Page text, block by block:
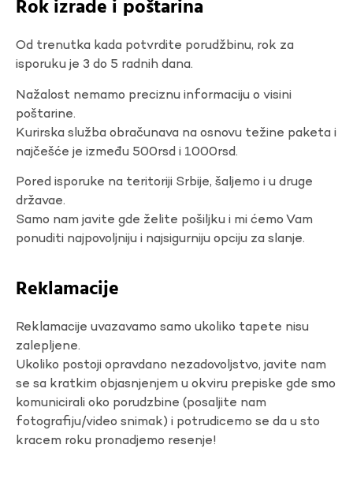
Rok izrade i poštarina
Od trenutka kada potvrdite porudžbinu, rok za
isporuku je 3 do 5 radnih dana.
Nažalost nemamo preciznu informaciju o visini
poštarine.
Kurirska služba obračunava na osnovu težine paketa i
najčešće je između 500rsd i 1000rsd.
Pored isporuke na teritoriji Srbije, šaljemo i u druge
državae.
Samo nam javite gde želite pošiljku i mi ćemo Vam
ponuditi najpovoljniju i najsigurniju opciju za slanje.
Reklamacije
Reklamacije uvazavamo samo ukoliko tapete nisu
zalepljene.
Ukoliko postoji opravdano nezadovoljstvo, javite nam
se sa kratkim objasnjenjem u okviru prepiske gde smo
komunicirali oko porudzbine (posaljite nam
fotografiju/video snimak) i potrudicemo se da u sto
kracem roku pronadjemo resenje!